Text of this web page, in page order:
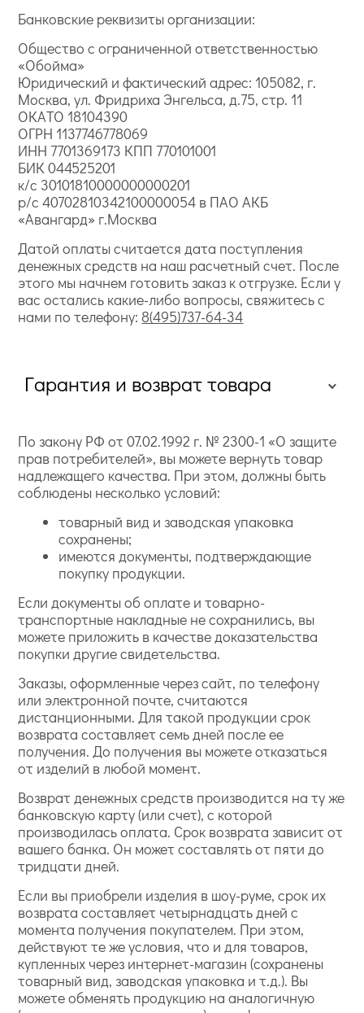
Банковские реквизиты организации:
Общество с ограниченной ответственностью
«Обойма»
Юридический и фактический адрес: 105082, г.
Москва, ул. Фридриха Энгельса, д.75, стр. 11
ОКАТО 18104390
ОГРН 1137746778069
ИНН 7701369173 КПП 770101001
БИК 044525201
к/с 30101810000000000201
р/с 40702810342100000054 в ПАО АКБ
«Авангард» г.Москва
Датой оплаты считается дата поступления
денежных средств на наш расчетный счет. После
этого мы начнем готовить заказ к отгрузке. Если у
вас остались какие-либо вопросы, свяжитесь с
нами по телефону: 8(495)737-64-34
Гарантия и возврат товара
По закону РФ от 07.02.1992 г. № 2300-1 «О защите
прав потребителей», вы можете вернуть товар
надлежащего качества. При этом, должны быть
соблюдены несколько условий:
товарный вид и заводская упаковка
сохранены;
имеются документы, подтверждающие
покупку продукции.
Если документы об оплате и товарно-
транспортные накладные не сохранились, вы
можете приложить в качестве доказательства
покупки другие свидетельства.
Заказы, оформленные через сайт, по телефону
или электронной почте, считаются
дистанционными. Для такой продукции срок
возврата составляет семь дней после ее
получения. До получения вы можете отказаться
от изделий в любой момент.
Возврат денежных средств производится на ту же
банковскую карту (или счет), с которой
производилась оплата. Срок возврата зависит от
вашего банка. Он может составлять от пяти до
тридцати дней.
Если вы приобрели изделия в шоу-руме, срок их
возврата составляет четырнадцать дней с
момента получения покупателем. При этом,
действуют те же условия, что и для товаров,
купленных через интернет-магазин (сохранены
товарный вид, заводская упаковка и т.д.). Вы
можете обменять продукцию на аналогичную